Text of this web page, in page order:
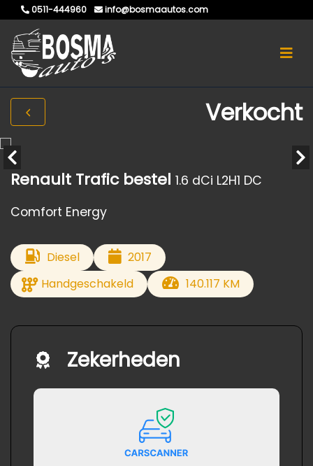
0511-444960 info@bosmaautos.com
Verkocht
Renault Trafic bestel 1.6 dCi L2H1 DC
Comfort Energy
Diesel
2017
Handgeschakeld
140.117 KM
Zekerheden